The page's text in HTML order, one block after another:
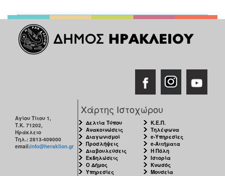
Αγίου Τίτου 1,
Τ.Κ. 71202,
Ηράκλειο
Τηλ.: 2813-409000
email:info@heraklion.gr
Χάρτης Ιστοχώρου
Δελτία Τύπου
Ανακοινώσεις
Διαγωνισμοί
Προσλήψεις
Διαβουλεύσεις
Εκδηλώσεις
Ο Δήμος
Υπηρεσίες
Κ.Ε.Π.
Τηλέφωνα
e-Υπηρεσίες
e-Αιτήματα
Η Πόλη
Ιστορία
Κνωσός
Μουσεία